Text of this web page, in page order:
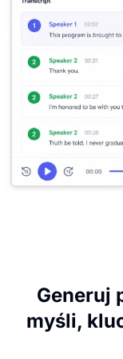
Generuj
myśli,